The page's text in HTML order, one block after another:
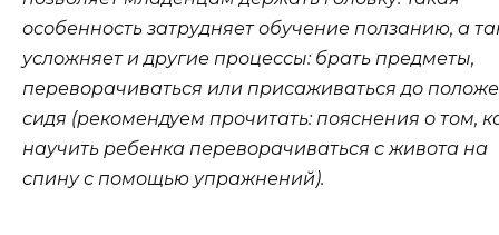
особенность затрудняет обучение ползанию, а
усложняет и другие процессы: брать предметы,
переворачиваться или присаживаться до
сидя (рекомендуем прочитать: пояснения о том,
научить ребенка переворачиваться с живота на
спину с помощью упражнений).